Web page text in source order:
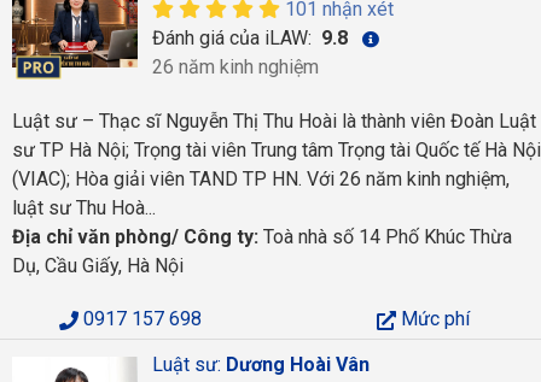
101 nhận xét
Đánh giá của iLAW: 9.8
26 năm kinh nghiệm
Luật sư – Thạc sĩ Nguyễn Thị Thu Hoài là thành viên Đoàn Luật
sư TP Hà Nội; Trọng tài viên Trung tâm Trọng tài Quốc tế Hà Nội
(VIAC); Hòa giải viên TAND TP HN. Với 26 năm kinh nghiệm,
luật sư Thu Hoà...
Địa chỉ văn phòng/ Công ty: Toà nhà số 14 Phố Khúc Thừa
Dụ, Cầu Giấy, Hà Nội
0917 157 698
Mức phí
Luật sư: Dương Hoài Vân